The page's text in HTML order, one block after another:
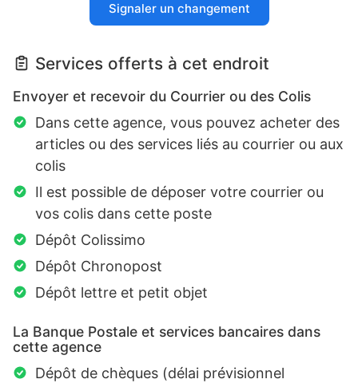
Signaler un changement
Services offerts à cet endroit
Envoyer et recevoir du Courrier ou des Colis
Dans cette agence, vous pouvez acheter des
articles ou des services liés au courrier ou aux
colis
Il est possible de déposer votre courrier ou
vos colis dans cette poste
Dépôt Colissimo
Dépôt Chronopost
Dépôt lettre et petit objet
La Banque Postale et services bancaires dans
cette agence
Dépôt de chèques (délai prévisionnel